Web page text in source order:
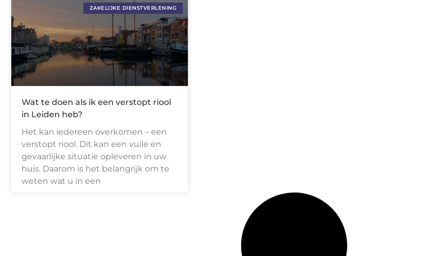
ZAKELIJKE DIENSTVERLENING
Wat te doen als ik een verstopt riool
in Leiden heb?
Het kan iedereen overkomen – een
verstopt riool. Dit kan een vuile en
gevaarlijke situatie opleveren in uw
huis. Daarom is het belangrijk om te
weten wat u in een